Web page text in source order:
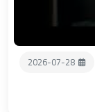
2026-07-28